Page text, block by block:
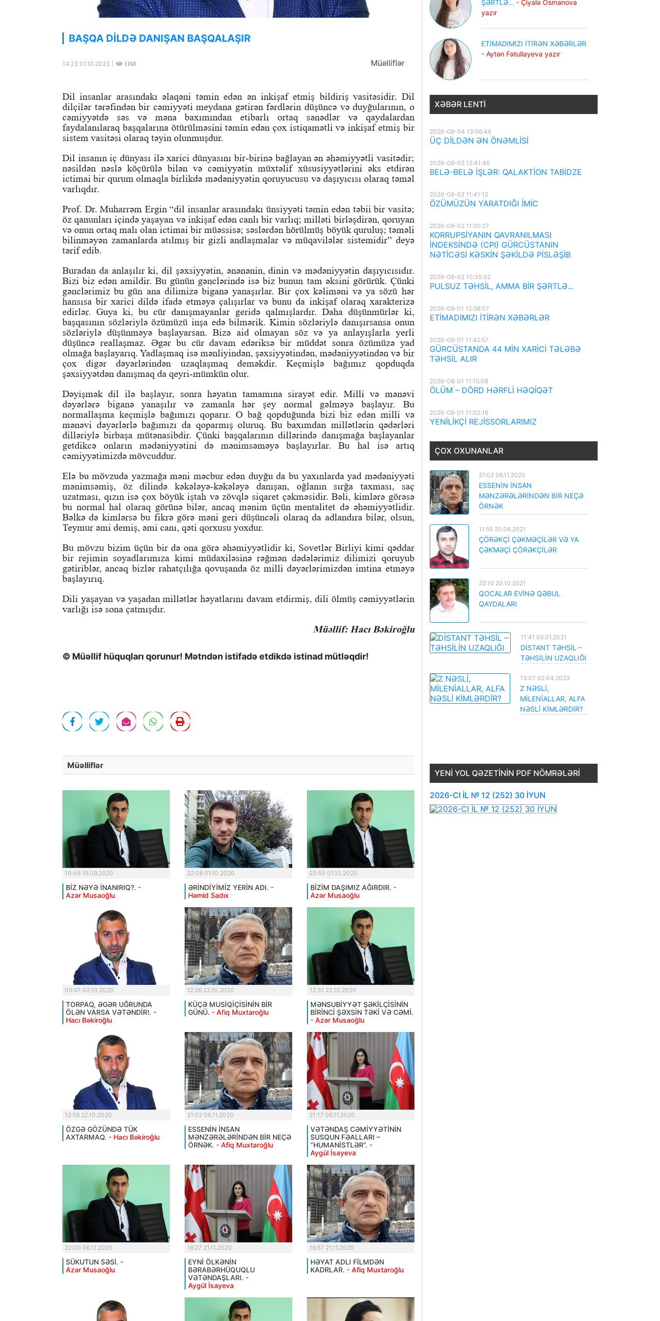
BAŞQA DİLDƏ DANIŞAN BAŞQALAŞIR
14:23 01.10.2023 | 1168 Müəlliflər
Dil insanlar arasındakı əlaqəni təmin edən ən inkişaf etmiş bildiriş vasitəsidir. Dil
dilçilər tərəfindən bir cəmiyyəti meydana gətirən fərdlərin düşüncə və duyğularının, o
cəmiyyətdə səs və məna baxımından etibarlı ortaq sənədlər və qaydalardan
faydalanılaraq başqalarına ötürülməsini təmin edən çox istiqamətli və inkişaf etmiş bir
sistem vasitəsi olaraq təyin olunmuşdur.
Dil insanın iç dünyası ilə xarici dünyasını bir-birinə bağlayan ən əhəmiyyətli vasitədir;
nəsildən nəslə köçürülə bilən və cəmiyyətin müxtəlif xüsusiyyətlərini əks etdirən
ictimai bir qurum olmaqla birlikdə mədəniyyətin qoruyucusu və daşıyıcısı olaraq təməl
varlıqdır.
Prof. Dr. Muharrəm Ergin “dil insanlar arasındakı ünsiyyəti təmin edən təbii bir vasitə;
öz qanunları içində yaşayan və inkişaf edən canlı bir varlıq; milləti birləşdirən, qoruyan
və onun ortaq malı olan ictimai bir müəssisə; səslərdən hörülmüş böyük quruluş; təməli
bilinməyən zamanlarda atılmış bir gizli andlaşmalar və müqavilələr sistemidir” deyə
tərif edib.
Buradan da anlaşılır ki, dil şəxsiyyətin, ənənənin, dinin və mədəniyyətin daşıyıcısıdır.
Bizi biz edən amildir. Bu günün gənclərində isə biz bunun tam əksini görürük. Çünki
gənclərimiz bu gün ana dilimizə biganə yanaşırlar. Bir çox kəliməni və ya sözü hər
hansısa bir xarici dildə ifadə etməyə çalışırlar və bunu da inkişaf olaraq xarakterizə
edirlər. Guya ki, bu cür danışmayanlar geridə qalmışlardır. Daha düşünmürlər ki,
başqasının sözləriylə özümüzü inşa edə bilmərik. Kimin sözləriylə danışırsansa onun
sözləriylə düşünməyə başlayarsan. Bizə aid olmayan söz və ya anlayışlarla yerli
düşüncə reallaşmaz. Əgər bu cür davam edəriksə bir müddət sonra özümüzə yad
olmağa başlayarıq. Yadlaşmaq isə mənliyindən, şəxsiyyətindən, mədəniyyətindən və bir
çox digər dəyərlərindən uzaqlaşmaq deməkdir. Keçmişlə bağımız qopduqda
şəxsiyyətdən danışmaq da qeyri-mümkün olur.
Dəyişmək dil ilə başlayır, sonra həyatın tamamına sirayət edir. Milli və mənəvi
dəyərlərə biganə yanaşılır və zamanla hər şey normal gəlməyə başlayır. Bu
normallaşma keçmişlə bağımızı qoparır. O bağ qopduğunda bizi biz edən milli və
mənəvi dəyərlərlə bağımızı da qoparmış oluruq. Bu baxımdan millətlərin qədərləri
dilləriylə birbaşa mütənasibdir. Çünki başqalarının dillərində danışmağa başlayanlar
getdikcə onların mədəniyyətini də mənimsəməyə başlayırlar. Bu hal isə artıq
cəmiyyətimizdə mövcuddur.
Elə bu mövzuda yazmağa məni məcbur edən duyğu da bu yaxınlarda yad mədəniyyəti
mənimsəmiş, öz dilində kəkələyə-kəkələyə danışan, oğlanın sırğa taxması, saç
uzatması, qızın isə çox böyük iştah və zövqlə siqaret çəkməsidir. Bəli, kimlərə görəsə
bu normal hal olaraq görünə bilər, ancaq mənim üçün mentalitet də əhəmiyyətlidir.
Bəlkə də kimlərsə bu fikrə görə məni geri düşüncəli olaraq da adlandıra bilər, olsun,
Teymur əmi demiş, əmi canı, qəti qorxusu yoxdur.
Bu mövzu bizim üçün bir də ona görə əhəmiyyətlidir ki, Sovetlər Birliyi kimi qəddar
bir rejimin soyadlarımıza kimi müdaxiləsinə rəğmən dədələrimiz dilimizi qoruyub
gətiriblər, ancaq bizlər rahatçılığa qovuşanda öz milli dəyərlərimizdən imtina etməyə
başlayırıq.
Dili yaşayan və yaşadan millətlər həyatlarını davam etdirmiş, dili ölmüş cəmiyyətlərin
varlığı isə sona çatmışdır.
Müəllif: Hacı Bəkiroğlu
© Müəllif hüquqları qorunur! Mətndən istifadə etdikdə istinad mütləqdir!
Müəlliflər
10:45 19.09.2020
BİZ NƏYƏ İNANIRIQ?. -
Azər Musaoğlu
22:08 01.10.2020
ƏRİNDİYİMİZ YERİN ADI. -
Həmid Sadıx
23:50 01.10.2020
BİZİM DAŞIMIZ AĞIRDIR. -
Azər Musaoğlu
00:01 02.10.2020
TORPAQ, ƏGƏR UĞRUNDA
ÖLƏN VARSA VƏTƏNDİR!. -
Hacı Bəkiroğlu
12:26 22.10.2020
KÜÇƏ MUSİQİÇİSİNİN BİR
GÜNÜ. - Afiq Muxtaroğlu
12:31 22.10.2020
MƏNSUBİYYƏT ŞƏKİLÇİSİNİN
BİRİNCİ ŞƏXSİN TƏKİ VƏ CƏMİ.
- Azər Musaoğlu
12:59 22.10.2020
ÖZGƏ GÖZÜNDƏ TÜK
AXTARMAQ. - Hacı Bəkiroğlu
21:02 06.11.2020
ESSENİN İNSAN
MƏNZƏRƏLƏRİNDƏN BİR NEÇƏ
ÖRNƏK. - Afiq Muxtaroğlu
21:17 06.11.2020
VƏTƏNDAŞ CƏMİYYƏTİNİN
SUSQUN FƏALLARI –
“HUMANİSTLƏR”. -
Aygül İsayeva
22:00 06.11.2020
SÜKUTUN SƏSİ. -
Azər Musaoğlu
16:27 21.11.2020
EYNİ ÖLKƏNİN
BƏRABƏRHÜQUQLU
VƏTƏNDAŞLARI. -
Aygül İsayeva
16:57 21.11.2020
HƏYAT ADLI FİLMDƏN
KADRLAR. - Afiq Muxtaroğlu
ŞƏRTLƏ... - Çiyalə Osmanova
yazır
ETİMADIMIZI İTİRƏN XƏBƏRLƏR
- Aytən Fətullayeva yazır
XƏBƏR LENTI
2026-08-04 13:06:49
ÜÇ DİLDƏN ƏN ÖNƏMLİSİ
2026-08-02 12:41:46
BELƏ-BELƏ İŞLƏR: QALAKTİON TABİDZE
2026-08-02 11:41:12
ÖZÜMÜZÜN YARATDIĞI İMİC
2026-08-02 11:20:27
KORRUPSİYANIN QAVRANILMASI
İNDEKSİNDƏ (CPI) GÜRCÜSTANIN
NƏTİCƏSİ KƏSKİN ŞƏKİLDƏ PİSLƏŞİB
2026-08-02 10:35:32
PULSUZ TƏHSİL, AMMA BİR ŞƏRTLƏ...
2026-08-01 12:58:07
ETİMADIMIZI İTİRƏN XƏBƏRLƏR
2026-08-01 11:42:57
GÜRCÜSTANDA 44 MİN XARİCİ TƏLƏBƏ
TƏHSİL ALIR
2026-08-01 11:15:08
ÖLÜM – DÖRD HƏRFLİ HƏQİQƏT
2026-08-01 11:02:16
YENİLİKÇİ REJİSSORLARIMIZ
ÇOX OXUNANLAR
21:02 06.11.2020
ESSENİN İNSAN
MƏNZƏRƏLƏRİNDƏN BİR NEÇƏ
ÖRNƏK
11:55 20.06.2021
ÇÖRƏKÇİ ÇƏKMƏÇİLƏR VƏ YA
ÇƏKMƏÇİ ÇÖRƏKÇİLƏR
22:10 20.10.2021
QOCALAR EVİNƏ QƏBUL
QAYDALARI
11:41 05.01.2021
DİSTANT TƏHSİL –
TƏHSİLİN UZAQLIĞI
13:07 02.04.2023
Z NƏSLİ,
MİLENİALLAR, ALFA
NƏSLİ KİMLƏRDİR?
YENI YOL QƏZETININ PDF NÖMRƏLƏRI
2026-CI İL № 12 (252) 30 İYUN